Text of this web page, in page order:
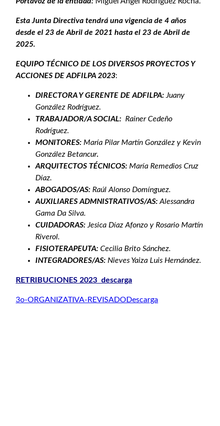
Esta Junta Directiva tendrá una vigencia de 4 años
desde el 23 de Abril de 2021 hasta el 23 de Abril de
2025.
EQUIPO TÉCNICO DE LOS DIVERSOS PROYECTOS Y
ACCIONES DE ADFILPA 2023:
DIRECTORA Y GERENTE DE ADFILPA: Juany
González Rodríguez.
TRABAJADOR/A SOCIAL: Rainer Cedeño
Rodríguez.
MONITORES: María Pilar Martín González y Kevin
González Betancur.
ARQUITECTOS TÉCNICOS: María Remedios Cruz
Díaz.
ABOGADOS/AS: Raúl Alonso Domínguez.
AUXILIARES ADMNISTRATIVOS/AS: Alessandra
Gama Da Silva.
CUIDADORAS: Jesica Díaz Afonzo y Rosario Martín
Riverol.
FISIOTERAPEUTA: Cecilia Brito Sánchez.
INTEGRADORES/AS: Nieves Yaiza Luis Hernández.
RETRIBUCIONES 2023 descarga
3o-ORGANIZATIVA-REVISADO Descarga